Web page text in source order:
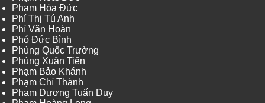
Phạm Hòa Đức
Phí Thị Tú Anh
Phí Văn Hoàn
Phó Đức Bình
Phùng Quốc Trường
Phùng Xuân Tiến
Phạm Bảo Khánh
Phạm Chí Thành
Phạm Dương Tuấn Duy